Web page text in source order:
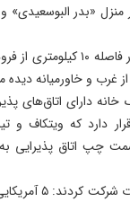
منزل «بدر البوسعیدی»
به گزارش شبکه سی‌ان‌ان، منزل وزیر
غرب و خاورمیانه
خانه دارای اتاق‌های
دارد که ویتکاف و
سمت چپ اتاق